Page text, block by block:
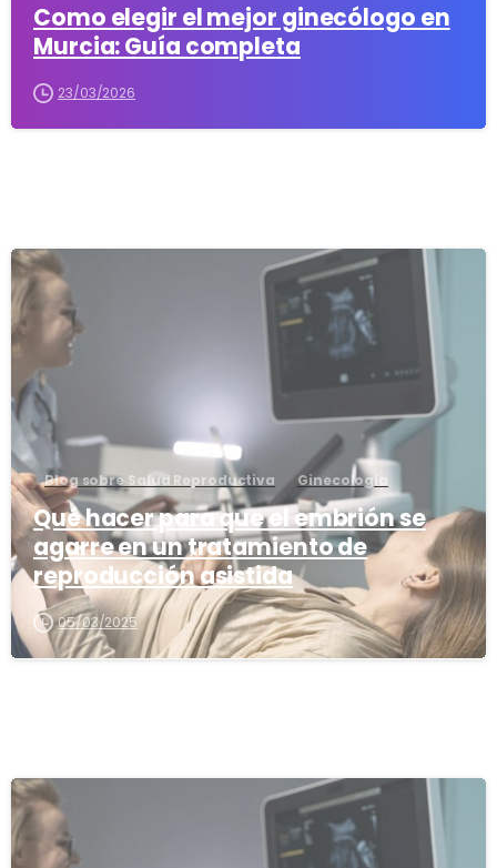
Como elegir el mejor ginecólogo en
Murcia: Guía completa
23/03/2026
Blog sobre Salud Reproductiva Ginecología
Qué hacer para que el embrión se
agarre en un tratamiento de
reproducción asistida
05/03/2025